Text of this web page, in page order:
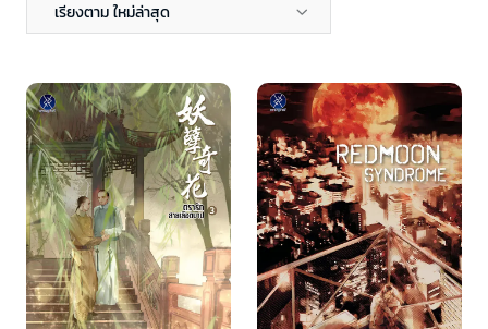
เรียงตาม ใหม่ล่าสุด